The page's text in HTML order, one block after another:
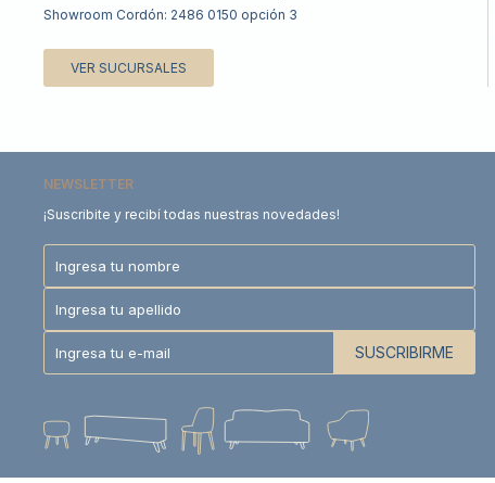
Showroom Cordón: 2486 0150 opción 3
VER SUCURSALES
NEWSLETTER
¡Suscribite y recibí todas nuestras novedades!
SUSCRIBIRME